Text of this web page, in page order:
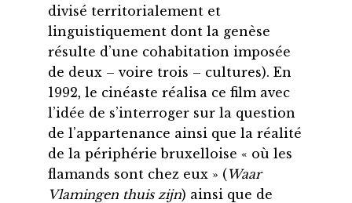
divisé territorialement et
linguistiquement dont la genèse
résulte d’une cohabitation imposée
de deux – voire trois – cultures). En
1992, le cinéaste réalisa ce film avec
l’idée de s’interroger sur la question
de l’appartenance ainsi que la réalité
de la périphérie bruxelloise « où les
flamands sont chez eux » (Waar
Vlamingen thuis zijn) ainsi que de